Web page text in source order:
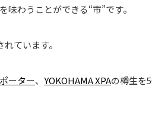
わうことができる“市”です。
ています。
ーター、 YOKOHAMA XPAの樽生を